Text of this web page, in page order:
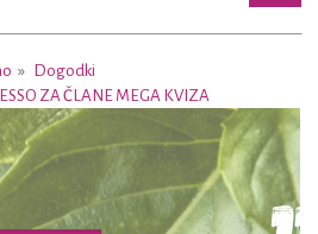
Dogodki
ZA ČLANE MEGA KVIZA
Next